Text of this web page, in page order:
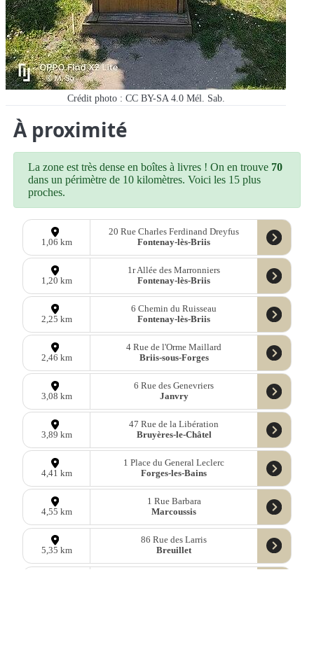
Crédit photo : CC BY-SA 4.0 Mél. Sab.
À proximité
La zone est très dense en boîtes à livres ! On en trouve 70
dans un périmètre de 10 kilomètres. Voici les 15 plus
proches.
1,06 km
20 Rue Charles Ferdinand Dreyfus
Fontenay-lès-Briis
1,20 km
1r Allée des Marronniers
Fontenay-lès-Briis
2,25 km
6 Chemin du Ruisseau
Fontenay-lès-Briis
2,46 km
4 Rue de l'Orme Maillard
Briis-sous-Forges
3,08 km
6 Rue des Genevriers
Janvry
3,89 km
47 Rue de la Libération
Bruyères-le-Châtel
4,41 km
1 Place du General Leclerc
Forges-les-Bains
4,55 km
1 Rue Barbara
Marcoussis
5,35 km
86 Rue des Larris
Breuillet